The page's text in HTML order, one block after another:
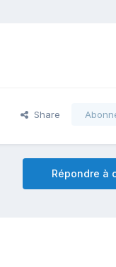
Share
Répondre à